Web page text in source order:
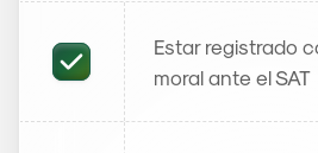
Estar registrado
moral ante el SAT